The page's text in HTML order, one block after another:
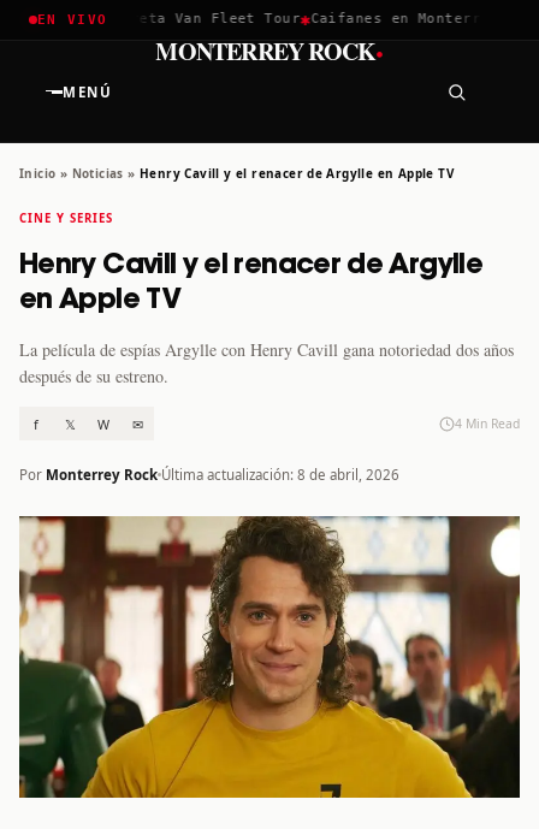
EN VIVO
2026 ✱Greta Van Fleet Tour✱Caifanes en Monterrey · 12
MENÚ
MONTERREY ROCK·
Inicio » Noticias » Henry Cavill y el renacer de Argylle en Apple TV
CINE Y SERIES
Henry Cavill y el renacer de Argylle
en Apple TV
La película de espías Argylle con Henry Cavill gana notoriedad dos años
después de su estreno.
f 𝕏 W ✉ 4 Min Read
Por Monterrey Rock Última actualización: 8 de abril, 2026